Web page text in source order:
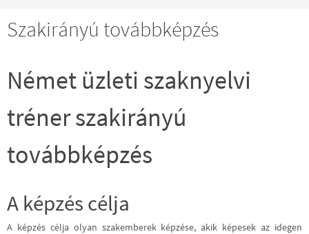
Szakirányú továbbképzés
Német üzleti szaknyelvi
tréner szakirányú
továbbképzés
A képzés célja
A képzés célja olyan szakemberek képzése, akik képesek az idegen